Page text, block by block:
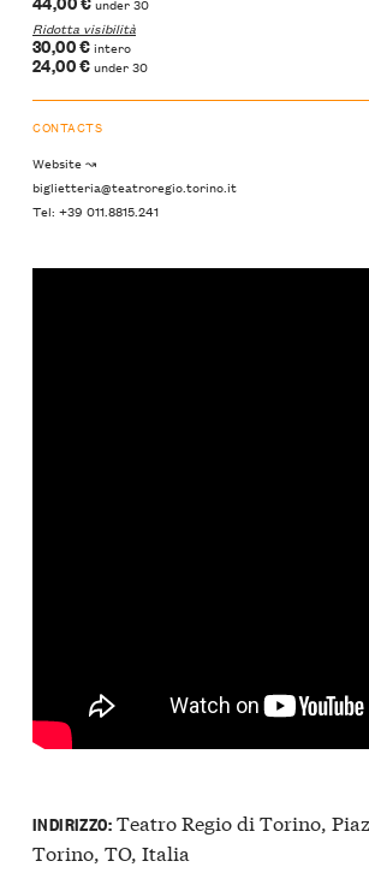
Ridotta visibilità
30,00 €intero
24,00 €under 30
CONTACTS
Website ↝
biglietteria@teatroregio.torino.it
Tel: +39 011.8815.241
INDIRIZZO:Teatro Regio di Torino,
Torino, TO, Italia